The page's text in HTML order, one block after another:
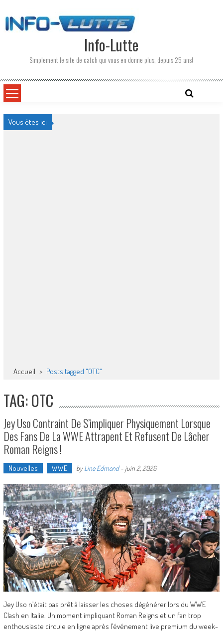
to
content
Info-Lutte
Simplement le site de catch qui vous en donne plus, depuis 25 ans!
Vous êtes ici
Accueil > Posts tagged "OTC"
TAG: OTC
Jey Uso Contraint De S’impliquer Physiquement Lorsque
Des Fans De La WWE Attrapent Et Refusent De Lâcher
Roman Reigns !
Nouvelles WWE byLine Edmond- juin 2, 2026
Jey Uso n’était pas prêt à laisser les choses dégénérer lors du WWE
Clash en Italie. Un moment impliquant Roman Reigns et un fan trop
enthousiaste circule en ligne après l’événement live premium du week-